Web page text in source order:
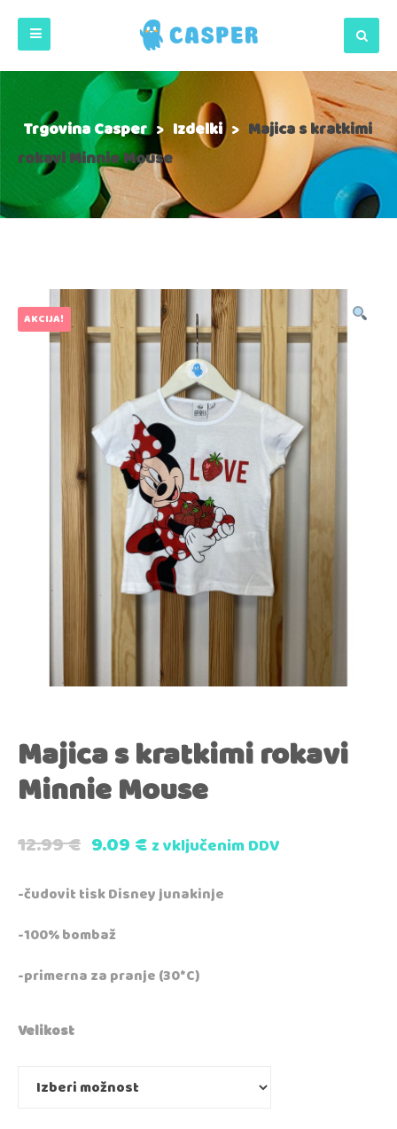
Trgovina Casper> Izdelki > Majica s kratkimi
rokavi Minnie Mouse
AKCIJA!
Majica s kratkimi rokavi
Minnie Mouse
12.99€ 9.09€z vključenim DDV
-čudovit tisk Disney junakinje
-100% bombaž
-primerna za pranje (30*C)
Velikost